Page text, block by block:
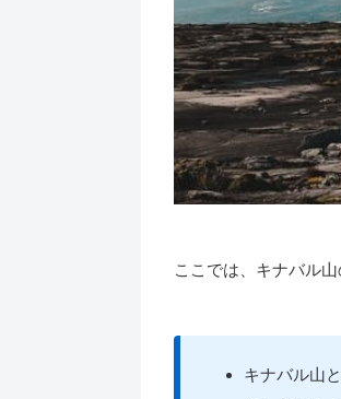
ここでは、キナバル
キナバル山